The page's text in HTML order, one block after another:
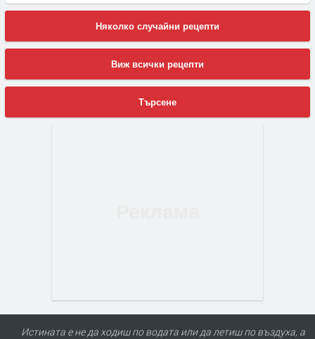
Няколко случайни рецепти
Виж всички рецепти
Търсене
Истината е не да ходиш по водата или да летиш по въздуха, а